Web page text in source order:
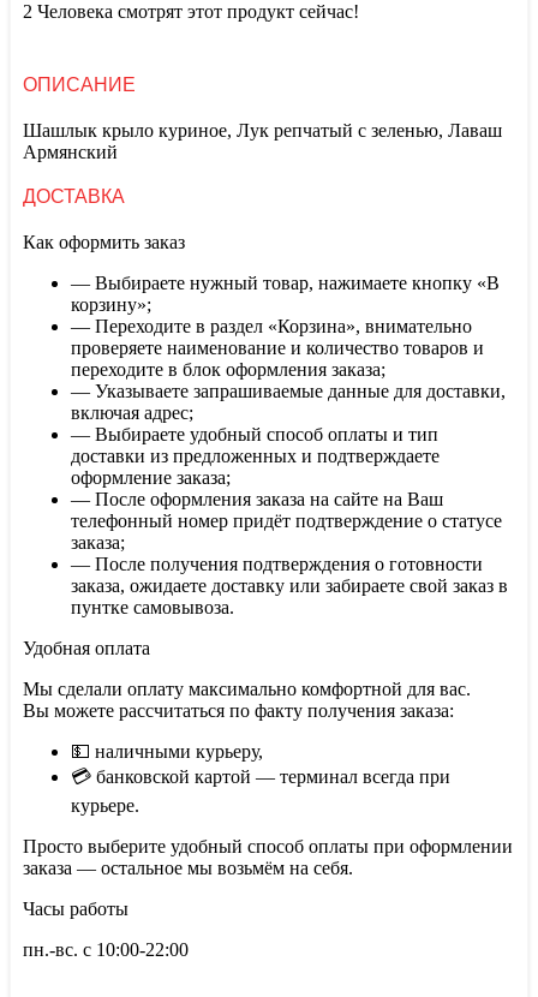
2 Человека смотрят этот продукт сейчас!
ОПИСАНИЕ
Шашлык крыло куриное, Лук репчатый с зеленью, Лаваш
Армянский
ДОСТАВКА
Как оформить заказ
— Выбираете нужный товар, нажимаете кнопку «В
корзину»;
— Переходите в раздел «Корзина», внимательно
проверяете наименование и количество товаров и
переходите в блок оформления заказа;
— Указываете запрашиваемые данные для доставки,
включая адрес;
— Выбираете удобный способ оплаты и тип
доставки из предложенных и подтверждаете
оформление заказа;
— После оформления заказа на сайте на Ваш
телефонный номер придёт подтверждение о статусе
заказа;
— После получения подтверждения о готовности
заказа, ожидаете доставку или забираете свой заказ в
пунтке самовывоза.
Удобная оплата
Мы сделали оплату максимально комфортной для вас.
Вы можете рассчитаться по факту получения заказа:
💵 наличными курьеру,
💳 банковской картой — терминал всегда при
курьере.
Просто выберите удобный способ оплаты при оформлении
заказа — остальное мы возьмём на себя.
Часы работы
пн.-вс. с 10:00-22:00